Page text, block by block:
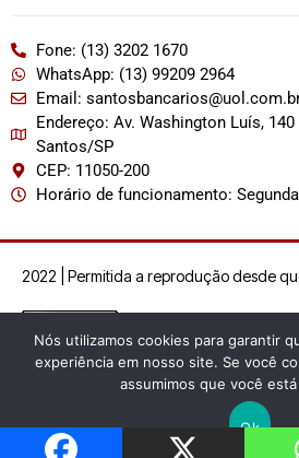
Fone: (13) 3202 1670
WhatsApp: (13) 99209 2964
Email:
Endereço: Av. Washington Luís,
Santos/SP
CEP: 11050-200
Horário de funcionamento:
2022 | Permitida a reprodução desde
Nós utilizamos cookies para garantir
experiência em nosso site. Se você
assumimos que você
Ok